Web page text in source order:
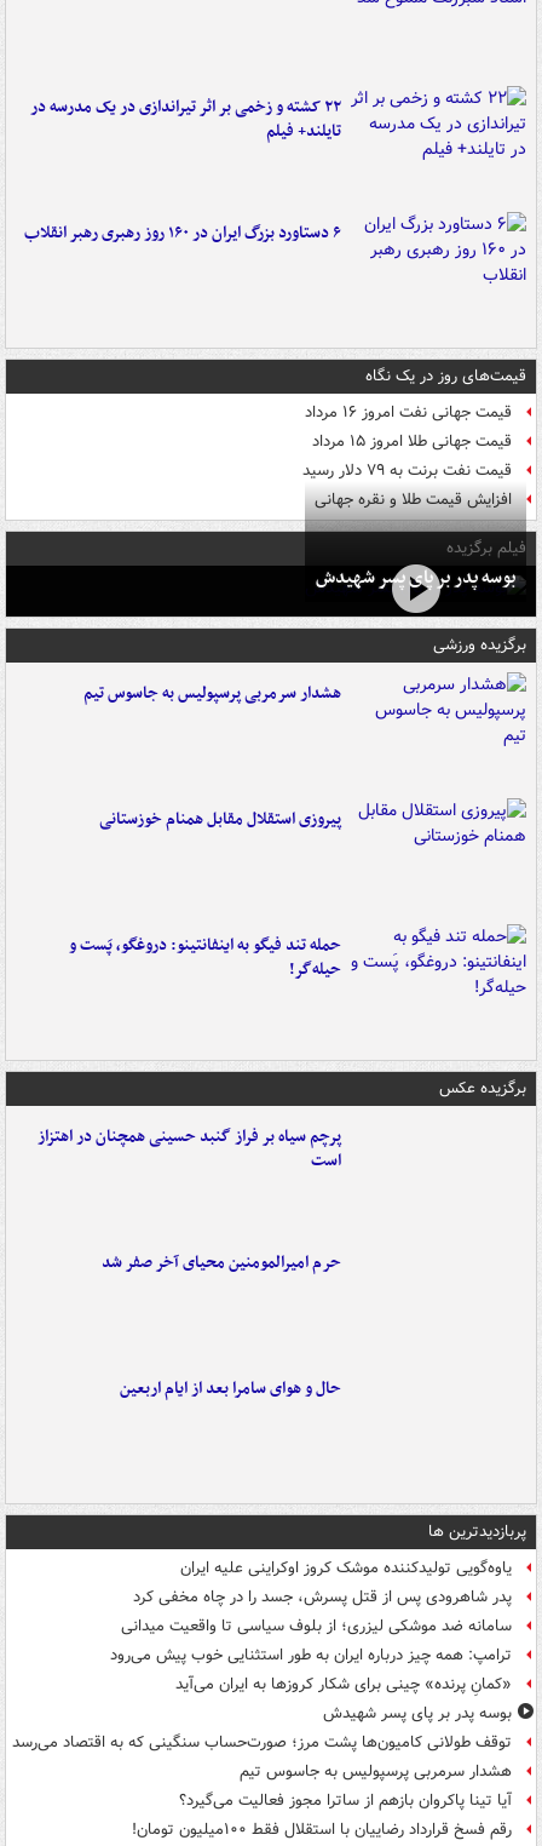
۲۲ کشته و زخمی بر اثر تیراندازی در یک مدرسه در
تایلند+ فیلم
۶ دستاورد بزرگ ایران در ۱۶۰ روز رهبری رهبر انقلاب
قیمت‌های روز در یک نگاه
قیمت جهانی نفت امروز ۱۶ مرداد
قیمت جهانی طلا امروز ۱۵ مرداد
قیمت نفت برنت به ۷۹ دلار رسید
افزایش قیمت طلا و نقره جهانی
فیلم برگزیده
بوسه‌ پدر بر پای پسر شهیدش
برگزیده ورزشی
هشدار سرمربی پرسپولیس به جاسوس تیم
پیروزی استقلال مقابل همنام خوزستانی
حمله تند فیگو به اینفانتینو: دروغگو، پَست‌ و
حیله‌گر!
برگزیده عکس
پرچم سیاه بر فراز گنبد حسینی همچنان در اهتزاز
است
حرم امیرالمومنین محیای آخر صفر شد
حال و هوای سامرا بعد از ایام اربعین
پربازدیدترین ها
یاوه‌گویی تولیدکننده موشک کروز اوکراینی علیه ایران
پدر شاهرودی پس از قتل پسرش، جسد را در چاه مخفی کرد
سامانه ضد موشکی لیزری؛ از بلوف سیاسی تا واقعیت میدانی
ترامپ: همه چیز درباره ایران به طور استثنایی خوب پیش می‌رود
«کمانِ پرنده» چینی برای شکار کروزها به ایران می‌آید
بوسه‌ پدر بر پای پسر شهیدش
توقف طولانی کامیون‌ها پشت مرز؛ صورت‌حساب سنگینی که به اقتصاد می‌رسد
هشدار سرمربی پرسپولیس به جاسوس تیم
آیا تینا پاکروان بازهم از ساترا مجوز فعالیت می‌گیرد؟
رقم فسخ قرارداد رضاییان با استقلال فقط ۱۰۰میلیون تومان!